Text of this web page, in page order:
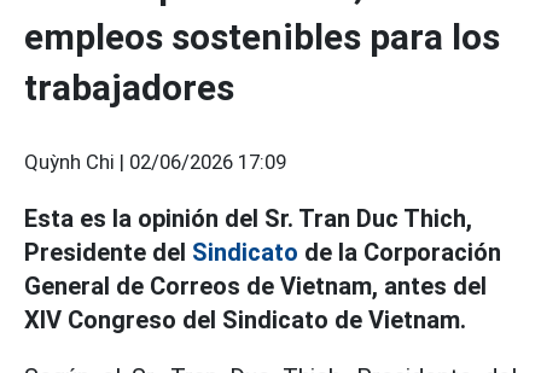
empleos sostenibles para los
trabajadores
Quỳnh Chi | 02/06/2026 17:09
Esta es la opinión del Sr. Tran Duc Thich,
Presidente del Sindicato de la Corporación
General de Correos de Vietnam, antes del
XIV Congreso del Sindicato de Vietnam.